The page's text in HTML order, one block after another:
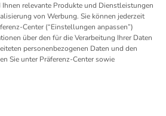
relevante Produkte und Dienstleistungen
von Werbung. Sie können jederzeit
Center (“Einstellungen anpassen”)
über den für die Verarbeitung Ihrer Daten
personenbezogenen Daten und den
Sie unter Präferenz-Center sowie